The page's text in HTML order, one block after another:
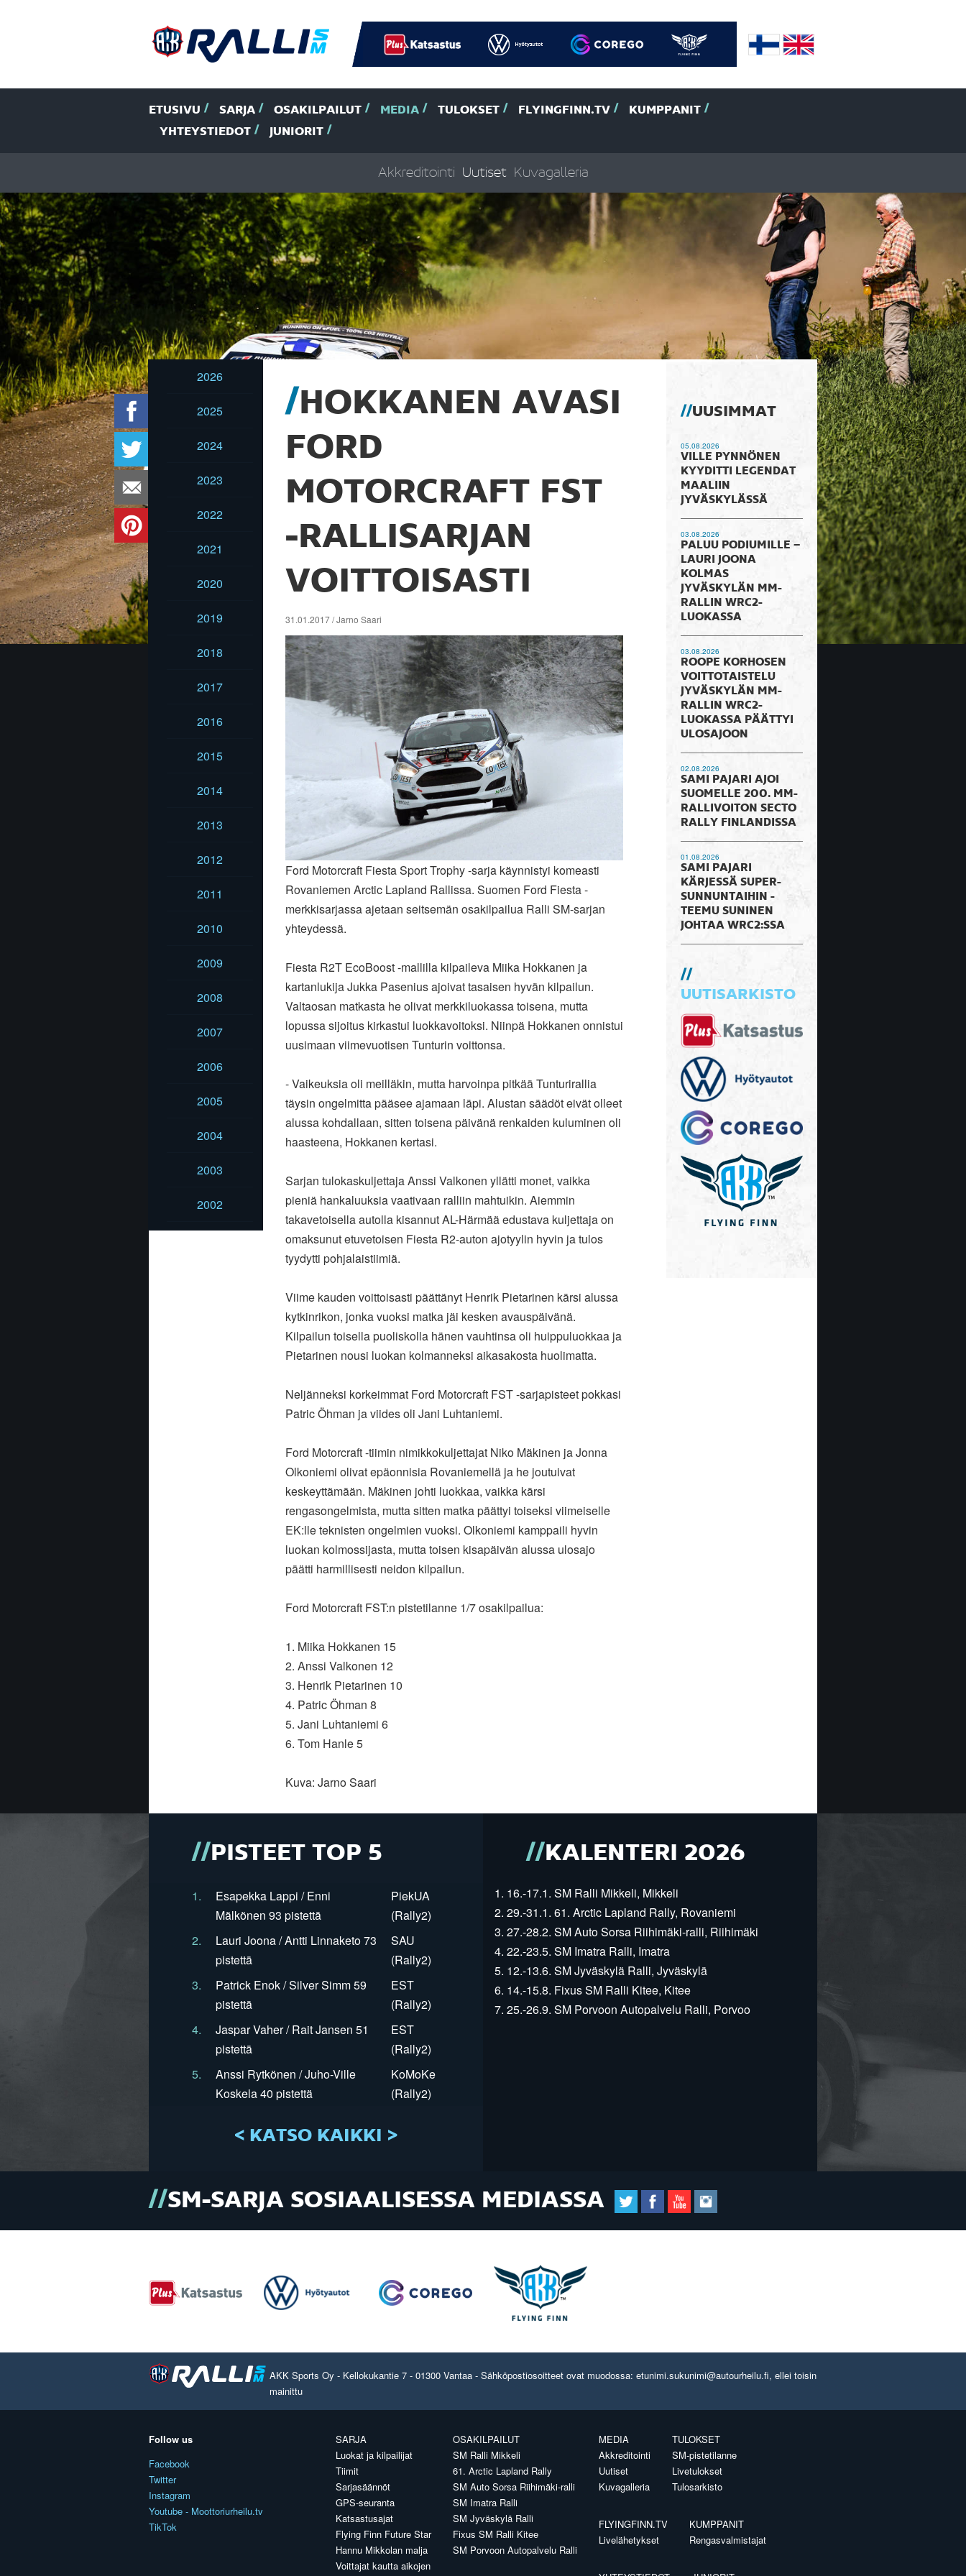
ETUSIVU SARJA OSAKILPAILUT MEDIA TULOKSET FLYINGFINN.TV
KUMPPANIT
YHTEYSTIEDOT
JUNIORIT
Akkreditointi Uutiset Kuvagalleria
2026
2025
2024
2023
2022
2021
2020
2019
2018
2017
2016
2015
2014
2013
2012
2011
2010
2009
2008
2007
2006
2005
2004
2003
2002
HOKKANEN AVASI
FORD
MOTORCRAFT FST
-RALLISARJAN
VOITTOISASTI
31.01.2017 / Jarno Saari
Ford Motorcraft Fiesta Sport Trophy -sarja käynnistyi komeasti
Rovaniemen Arctic Lapland Rallissa. Suomen Ford Fiesta -
merkkisarjassa ajetaan seitsemän osakilpailua Ralli SM-sarjan
yhteydessä.
Fiesta R2T EcoBoost -mallilla kilpaileva Miika Hokkanen ja
kartanlukija Jukka Pasenius ajoivat tasaisen hyvän kilpailun.
Valtaosan matkasta he olivat merkkiluokassa toisena, mutta
lopussa sijoitus kirkastui luokkavoitoksi. Niinpä Hokkanen onnistui
uusimaan viimevuotisen Tunturin voittonsa.
- Vaikeuksia oli meilläkin, mutta harvoinpa pitkää Tunturirallia
täysin ongelmitta pääsee ajamaan läpi. Alustan säädöt eivät olleet
alussa kohdallaan, sitten toisena päivänä renkaiden kuluminen oli
haasteena, Hokkanen kertasi.
Sarjan tulokaskuljettaja Anssi Valkonen yllätti monet, vaikka
pieniä hankaluuksia vaativaan ralliin mahtuikin. Aiemmin
takavetoisella autolla kisannut AL-Härmää edustava kuljettaja on
omaksunut etuvetoisen Fiesta R2-auton ajotyylin hyvin ja tulos
tyydytti pohjalaistiimiä.
Viime kauden voittoisasti päättänyt Henrik Pietarinen kärsi alussa
kytkinrikon, jonka vuoksi matka jäi kesken avauspäivänä.
Kilpailun toisella puoliskolla hänen vauhtinsa oli huippuluokkaa ja
Pietarinen nousi luokan kolmanneksi aikasakosta huolimatta.
Neljänneksi korkeimmat Ford Motorcraft FST -sarjapisteet pokkasi
Patric Öhman ja viides oli Jani Luhtaniemi.
Ford Motorcraft -tiimin nimikkokuljettajat Niko Mäkinen ja Jonna
Olkoniemi olivat epäonnisia Rovaniemellä ja he joutuivat
keskeyttämään. Mäkinen johti luokkaa, vaikka kärsi
rengasongelmista, mutta sitten matka päättyi toiseksi viimeiselle
EK:lle teknisten ongelmien vuoksi. Olkoniemi kamppaili hyvin
luokan kolmossijasta, mutta toisen kisapäivän alussa ulosajo
päätti harmillisesti neidon kilpailun.
Ford Motorcraft FST:n pistetilanne 1/7 osakilpailua:
1. Miika Hokkanen 15
2. Anssi Valkonen 12
3. Henrik Pietarinen 10
4. Patric Öhman 8
5. Jani Luhtaniemi 6
6. Tom Hanle 5
Kuva: Jarno Saari
UUSIMMAT
05.08.2026
VILLE PYNNÖNEN
KYYDITTI LEGENDAT
MAALIIN
JYVÄSKYLÄSSÄ
03.08.2026
PALUU PODIUMILLE –
LAURI JOONA
KOLMAS
JYVÄSKYLÄN MM-
RALLIN WRC2-
LUOKASSA
03.08.2026
ROOPE KORHOSEN
VOITTOTAISTELU
JYVÄSKYLÄN MM-
RALLIN WRC2-
LUOKASSA PÄÄTTYI
ULOSAJOON
02.08.2026
SAMI PAJARI AJOI
SUOMELLE 200. MM-
RALLIVOITON SECTO
RALLY FINLANDISSA
01.08.2026
SAMI PAJARI
KÄRJESSÄ SUPER-
SUNNUNTAIHIN -
TEEMU SUNINEN
JOHTAA WRC2:SSA
UUTISARKISTO
PISTEET TOP 5
1.
Esapekka Lappi / Enni
Mälkönen 93 pistettä
PiekUA
(Rally2)
2.
Lauri Joona / Antti Linnaketo 73
pistettä
SAU
(Rally2)
3.
Patrick Enok / Silver Simm 59
pistettä
EST
(Rally2)
4.
Jaspar Vaher / Rait Jansen 51
pistettä
EST
(Rally2)
5.
Anssi Rytkönen / Juho-Ville
Koskela 40 pistettä
KoMoKe
(Rally2)
< KATSO KAIKKI >
KALENTERI 2026
1. 16.-17.1. SM Ralli Mikkeli, Mikkeli
2. 29.-31.1. 61. Arctic Lapland Rally, Rovaniemi
3. 27.-28.2. SM Auto Sorsa Riihimäki-ralli, Riihimäki
4. 22.-23.5. SM Imatra Ralli, Imatra
5. 12.-13.6. SM Jyväskylä Ralli, Jyväskylä
6. 14.-15.8. Fixus SM Ralli Kitee, Kitee
7. 25.-26.9. SM Porvoon Autopalvelu Ralli, Porvoo
SM-SARJA SOSIAALISESSA MEDIASSA
AKK Sports Oy - Kellokukantie 7 - 01300 Vantaa - Sähköpostiosoitteet ovat muodossa: etunimi.sukunimi@autourheilu.fi, ellei toisin
mainittu
Follow us
Facebook
Twitter
Instagram
Youtube - Moottoriurheilu.tv
TikTok
SARJA
Luokat ja kilpailijat
Tiimit
Sarjasäännöt
GPS-seuranta
Katsastusajat
Flying Finn Future Star
Hannu Mikkolan malja
Voittajat kautta aikojen
OSAKILPAILUT
SM Ralli Mikkeli
61. Arctic Lapland Rally
SM Auto Sorsa Riihimäki-ralli
SM Imatra Ralli
SM Jyväskylä Ralli
Fixus SM Ralli Kitee
SM Porvoon Autopalvelu Ralli
MEDIA
Akkreditointi
Uutiset
Kuvagalleria
TULOKSET
SM-pistetilanne
Livetulokset
Tulosarkisto
FLYINGFINN.TV
Livelähetykset
KUMPPANIT
Rengasvalmistajat